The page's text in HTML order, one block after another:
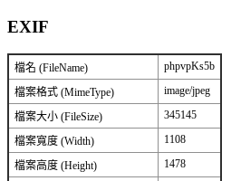
EXIF
檔名 (FileName) phpvpKs5b
檔案格式 (MimeType) image/jpeg
檔案大小 (FileSize) 345145
檔案寬度 (Width) 1108
檔案高度 (Height) 1478